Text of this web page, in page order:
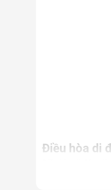
Điều hòa di
Điều hòa di động
Nhưng thực chất,